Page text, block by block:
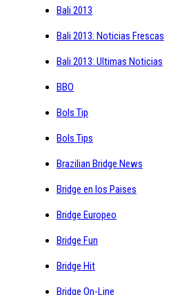
Bali 2013
Bali 2013: Noticias Frescas
Bali 2013: Ultimas Noticias
BBO
Bols Tip
Bols Tips
Brazilian Bridge News
Bridge en los Paises
Bridge Europeo
Bridge Fun
Bridge Hit
Bridge On-Line